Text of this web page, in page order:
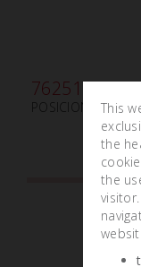
762510
POSICIONADOR
This
the
the